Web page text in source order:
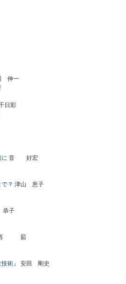
伸一
日彩
音 好宏
？ 津山 恵子
子
茹
術』
安田 剛史